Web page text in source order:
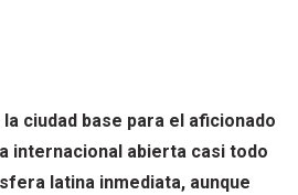
ciudad base para el aficionado
internacional abierta casi todo
latina inmediata, aunque